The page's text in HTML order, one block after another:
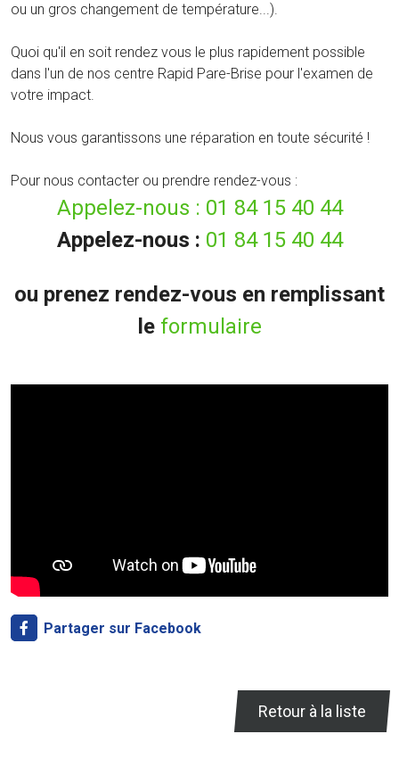
ou un gros changement de température...).
Quoi qu'il en soit rendez vous le plus rapidement possible
dans l'un de nos centre Rapid Pare-Brise pour l'examen de
votre impact.
Nous vous garantissons une réparation en toute sécurité !
Pour nous contacter ou prendre rendez-vous :
Appelez-nous : 01 84 15 40 44
Appelez-nous : 01 84 15 40 44
ou prenez rendez-vous en remplissant
le formulaire
Partager sur Facebook
Retour à la liste